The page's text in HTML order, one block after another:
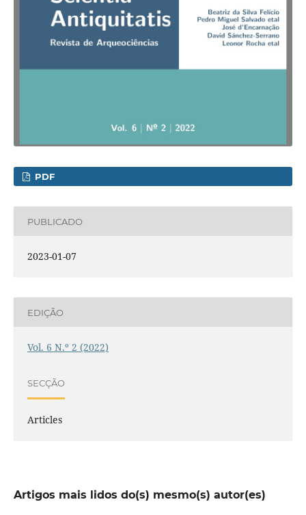
PDF
PUBLICADO
2023-01-07
EDIÇÃO
Vol. 6 N.º 2 (2022)
SECÇÃO
Articles
Artigos mais lidos do(s) mesmo(s) autor(es)